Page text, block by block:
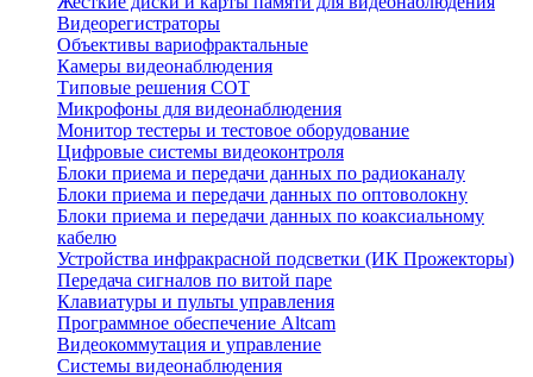
Видеорегистраторы
Объективы вариофрактальные
Камеры видеонаблюдения
Типовые решения СОТ
Микрофоны для видеонаблюдения
Монитор тестеры и тестовое оборудование
Цифровые системы видеоконтроля
Блоки приема и передачи данных по радиоканалу
Блоки приема и передачи данных по оптоволокну
Блоки приема и передачи данных по коаксиальному
кабелю
Устройства инфракрасной подсветки (ИК Прожекторы)
Передача сигналов по витой паре
Клавиатуры и пульты управления
Программное обеспечение Altcam
Видеокоммутация и управление
Системы видеонаблюдения